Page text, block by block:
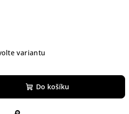
variantu
Do košíku